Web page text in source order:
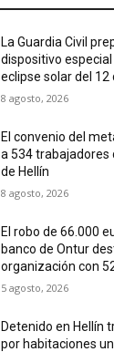
La Guardia Civil
dispositivo especial
eclipse solar del 12
8 agosto, 2026
El convenio del
a 534 trabajadores
de Hellín
8 agosto, 2026
El robo de 66.000
banco de Ontur
organización con
5 agosto, 2026
Detenido en Hellín
por habitaciones